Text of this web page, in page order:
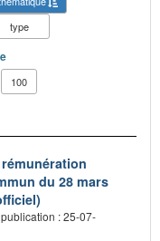
type
100
du 28 mars
: 25-07-